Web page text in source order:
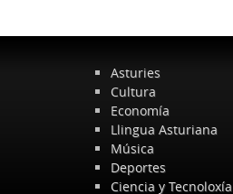
Asturies
Cultura
Economía
Llingua Asturiana
Música
Deportes
Ciencia y Tecnoloxía